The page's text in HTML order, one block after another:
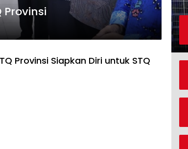
Provinsi
Provinsi Siapkan Diri untuk STQ